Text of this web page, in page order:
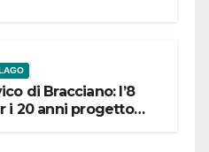
di Bracciano: l’8
i 20 anni progetto